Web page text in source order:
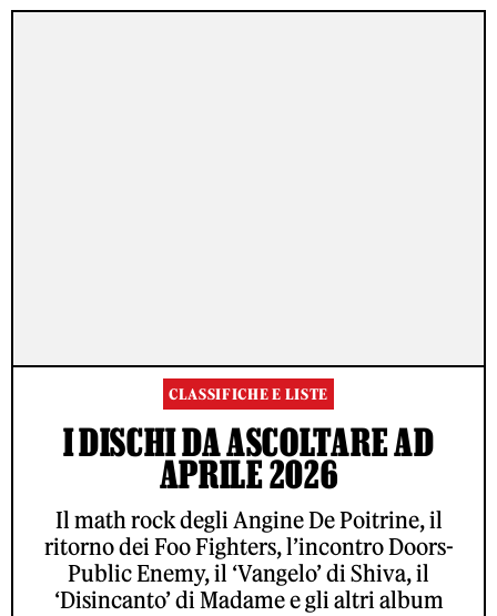
CLASSIFICHE E LISTE
I DISCHI DA ASCOLTARE AD
APRILE 2026
Il math rock degli Angine De Poitrine, il
ritorno dei Foo Fighters, l’incontro Doors-
Public Enemy, il ‘Vangelo’ di Shiva, il
‘Disincanto’ di Madame e gli altri album